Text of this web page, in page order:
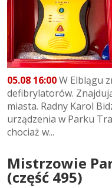
05.08 16:00W Elblągu
defibrylatorów.
miasta. Radny Karol
urządzenia w Parku
chociaż w...
Mistrzowie
(część 495)